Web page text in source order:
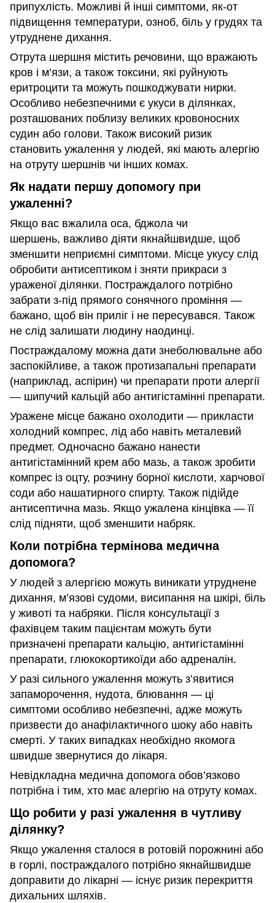
припухлість. Можливі й інші симптоми, як-от
підвищення температури, озноб, біль у грудях та
утруднене дихання.
Отрута шершня містить речовини, що вражають
кров і м’язи, а також токсини, які руйнують
еритроцити та можуть пошкоджувати нирки.
Особливо небезпечними є укуси в ділянках,
розташованих поблизу великих кровоносних
судин або голови. Також високий ризик
становить ужалення у людей, які мають алергію
на отруту шершнів чи інших комах.
Як надати першу допомогу при
ужаленні?
Якщо вас вжалила оса, бджола чи
шершень, важливо діяти якнайшвидше, щоб
зменшити неприємні симптоми. Місце укусу слід
обробити антисептиком і зняти прикраси з
ураженої ділянки. Постраждалого потрібно
забрати з-під прямого сонячного проміння —
бажано, щоб він приліг і не пересувався. Також
не слід залишати людину наодинці.
Постраждалому можна дати знеболювальне або
заспокійливе, а також протизапальні препарати
(наприклад, аспірин) чи препарати проти алергії
— шипучий кальцій або антигістамінні препарати.
Уражене місце бажано охолодити — прикласти
холодний компрес, лід або навіть металевий
предмет. Одночасно бажано нанести
антигістамінний крем або мазь, а також зробити
компрес із оцту, розчину борної кислоти, харчової
соди або нашатирного спирту. Також підійде
антисептична мазь. Якщо ужалена кінцівка — її
слід підняти, щоб зменшити набряк.
Коли потрібна термінова медична
допомога?
У людей з алергією можуть виникати утруднене
дихання, м’язові судоми, висипання на шкірі, біль
у животі та набряки. Після консультації з
фахівцем таким пацієнтам можуть бути
призначені препарати кальцію, антигістамінні
препарати, глюкокортикоїди або адреналін.
У разі сильного ужалення можуть з’явитися
запаморочення, нудота, блювання — ці
симптоми особливо небезпечні, адже можуть
призвести до анафілактичного шоку або навіть
смерті. У таких випадках необхідно якомога
швидше звернутися до лікаря.
Невідкладна медична допомога обов’язково
потрібна і тим, хто має алергію на отруту комах.
Що робити у разі ужалення в чутливу
ділянку?
Якщо ужалення сталося в ротовій порожнині або
в горлі, постраждалого потрібно якнайшвидше
доправити до лікарні — існує ризик перекриття
дихальних шляхів.